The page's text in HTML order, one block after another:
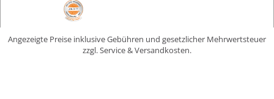
Angezeigte Preise inklusive Gebühren und gesetzlicher Mehrwertsteuer
zzgl. Service & Versandkosten.